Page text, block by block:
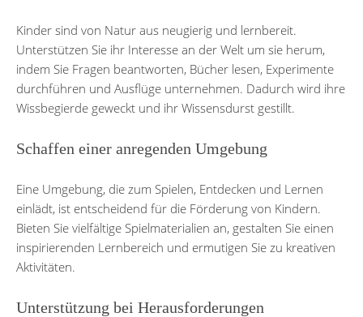
Kinder sind von Natur aus neugierig und lernbereit.
Unterstützen Sie ihr Interesse an der Welt um sie herum,
indem Sie Fragen beantworten, Bücher lesen, Experimente
durchführen und Ausflüge unternehmen. Dadurch wird ihre
Wissbegierde geweckt und ihr Wissensdurst gestillt.
Schaffen einer anregenden Umgebung
Eine Umgebung, die zum Spielen, Entdecken und Lernen
einlädt, ist entscheidend für die Förderung von Kindern.
Bieten Sie vielfältige Spielmaterialien an, gestalten Sie einen
inspirierenden Lernbereich und ermutigen Sie zu kreativen
Aktivitäten.
Unterstützung bei Herausforderungen